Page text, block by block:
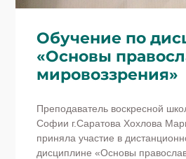
Обучение по
«Основы
мировоззрения»
Преподаватель воскресной
Софии г.Саратова Хохлова
приняла участие в
дисциплине «Основы